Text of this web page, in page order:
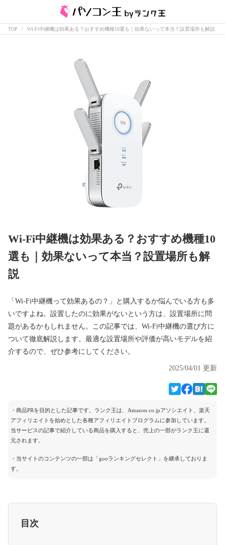
TOP Wi-Fi中継機は効果ある？おすすめ機種10選も｜効果ないって本当？設置場所も解説
Wi-Fi中継機は効果ある？おすすめ機種10
選も｜効果ないって本当？設置場所も解
説
「Wi-Fi中継機って効果あるの？」と購入するか悩んでいる方も多
いですよね。設置したのに効果がないという方は、設置場所に問
題があるかもしれません。この記事では、Wi-Fi中継機の選び方に
ついて徹底解説します。最適な設置場所や評価が高いモデルを紹
介するので、ぜひ参考にしてください。
2025/04/01 更新
・商品PRを目的とした記事です。ランク王は、Amazon.co.jpアソシエイト、楽天
アフィリエイトを始めとした各種アフィリエイトプログラムに参加しています。
当サービスの記事で紹介している商品を購入すると、売上の一部がランク王に還
元されます。
・当サイトのコンテンツの一部は「gooランキングセレクト」を継承しておりま
す。
目次